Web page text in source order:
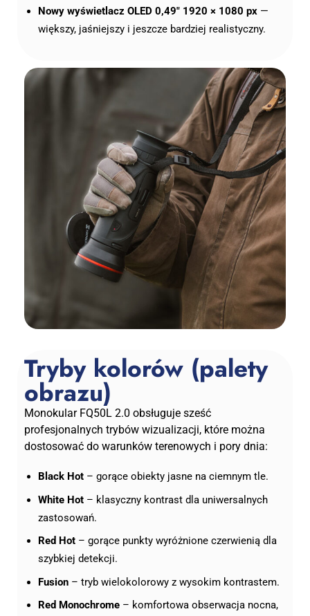
Nowy wyświetlacz OLED 0,49″ 1920 × 1080 px —
większy, jaśniejszy i jeszcze bardziej realistyczny.
Tryby kolorów (palety
obrazu)
Monokular FQ50L 2.0 obsługuje sześć
profesjonalnych trybów wizualizacji, które można
dostosować do warunków terenowych i pory dnia:
Black Hot – gorące obiekty jasne na ciemnym tle.
White Hot – klasyczny kontrast dla uniwersalnych
zastosowań.
Red Hot – gorące punkty wyróżnione czerwienią dla
szybkiej detekcji.
Fusion – tryb wielokolorowy z wysokim kontrastem.
Red Monochrome – komfortowa obserwacja nocna,